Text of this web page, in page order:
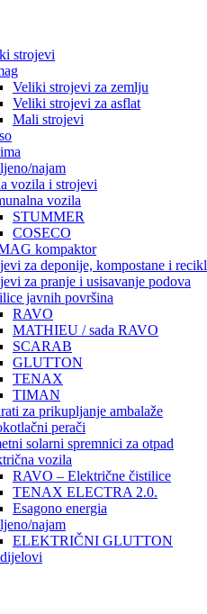
strojevi
Veliki strojevi za zemlju
Veliki strojevi za asflat
Mali strojevi
najam
vozila i strojevi
vozila
STUMMER
COSECO
kompaktor
za deponije, kompostane i
za pranje i usisavanje podova
javnih površina
RAVO
MATHIEU / sada RAVO
SCARAB
GLUTTON
TENAX
TIMAN
za prikupljanje ambalaže
perači
solarni spremnici za otpad
vozila
RAVO – Električne čistilice
TENAX ELECTRA 2.0.
Esagono energia
najam
ELEKTRIČNI GLUTTON